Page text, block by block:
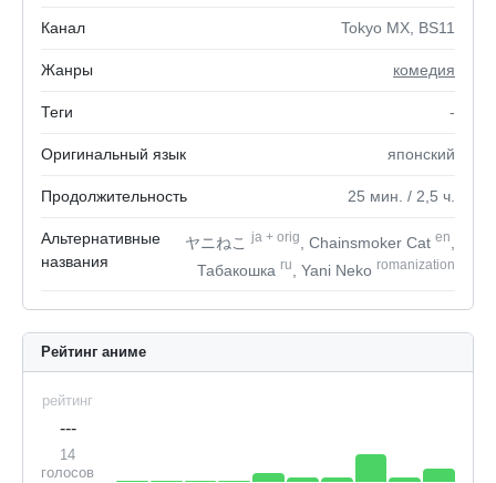
Канал Tokyo MX, BS11
Жанры комедия
Теги -
Оригинальный язык японский
Продолжительность 25 мин. / 2,5 ч.
Альтернативные
названия
ヤニねこja + orig , Chainsmoker Cat en
Табакошка ru , Yani Neko romanization
Рейтинг аниме
рейтинг
---
14
голосов